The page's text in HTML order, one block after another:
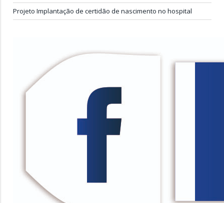
Projeto Implantação de certidão de nascimento no hospital